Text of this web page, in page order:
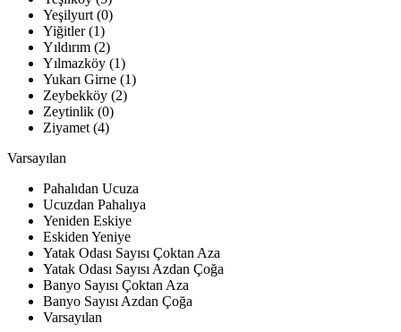
Yeşilyurt (0)
Yiğitler (1)
Yıldırım (2)
Yılmazköy (1)
Yukarı Girne (1)
Zeybekköy (2)
Zeytinlik (0)
Ziyamet (4)
Varsayılan
Pahalıdan Ucuza
Ucuzdan Pahalıya
Yeniden Eskiye
Eskiden Yeniye
Yatak Odası Sayısı Çoktan Aza
Yatak Odası Sayısı Azdan Çoğa
Banyo Sayısı Çoktan Aza
Banyo Sayısı Azdan Çoğa
Varsayılan